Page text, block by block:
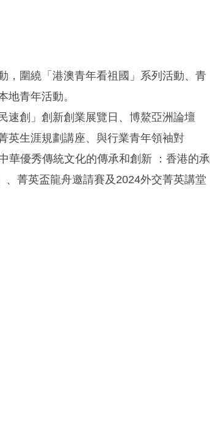
，圍繞「港澳青年看祖國」系列活動、青
地青年活動。
速創」創新創業展覽日、博鰲亞洲論壇
英生涯規劃講座、與行業青年領袖對
華優秀傳統文化的傳承和創新 ：香港的承
菁英盃龍舟邀請賽及2024外交菁英講堂